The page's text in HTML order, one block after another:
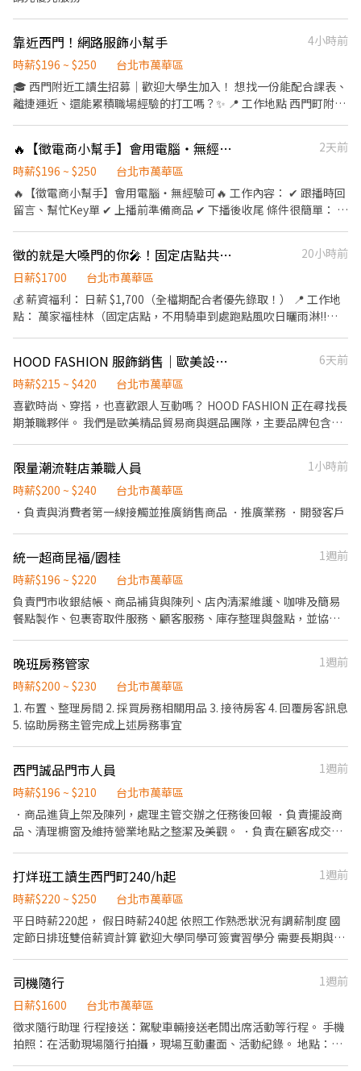
靠近西門！網路服飾小幫手
4小時前
時薪$196 ~ $250
台北市萬華區
🎓 西門附近工讀生招募｜歡迎大學生加入！ 想找一份能配合課表、
離捷運近、還能累積職場經驗的打工嗎？✨ 📍 工作地點 西門町附近
｜09:00－18:00 🌙 晚班｜16:00－24:00 （可依課表協調上下班時
間） 📅 排班需求 ・每週至少排班 3 天 ・其中需配合 1 天假日（六
或日） 工作內容 ✔ 協助後台加單作業 ✔ 整理商品與出貨空間 ✔ 商
品整燙、資料建檔 ✔ 線上客服回覆 ✔ 協助主管處理日常工作 我們
希望你 ✨ 做事細心、有責任感 ✨ 反應快、做事有效率 ✨ 願意學
🔥【徵電商小幫手】會用電腦・無經驗可🔥（晚班）
2天前
時薪$196 ~ $250
台北市萬華區
🔥【徵電商小幫手】會用電腦・無經驗可🔥 工作內容： ✔ 跟播時回
留言、幫忙Key單 ✔ 上播前準備商品 ✔ 下播後收尾 條件很簡單： ✔
／可長期
徵的就是大嗓門的你🎤！固定店點共6天｜萬家福桂林原萃叫賣
20小時前
日薪$1700
台北市萬華區
💰 薪資福利： 日薪 $1,700（全檔期配合者優先錄取！） 📍 工作地
點： 萬家福桂林（固定店點，不用騎車到處跑點風吹日曬雨淋!!）
工作內容： 熱情叫賣： 拿著麥克風主動跟客人互動，把場子炒熱
（不用怕生，大聲就贏了！）。 靈活應對： 熟記簡單的產品資訊，
依現場狀況引導客人拿貨。 專業穿著： 穿上我們提供的制服 T 恤，
搭配長褲、包鞋，整齊乾淨即可。 (小提醒：錄取後會有簡單教育訓
市內湖區新湖一路95號5樓 (當天上課時間1小時左右，教育訓練出
席會提供基本時薪$196，當天會依上班計算，也會做勞保加保) ✅
人員條件： 活潑大方，看到陌生人不會發抖。 嘴巴停不下來，願意
主動開口介紹產品。 有賣場叫賣／銷售經驗者，或可全時段配合者
➡ 優先錄取！ ⭐
HOOD FASHION 服飾銷售｜歐美設計師品牌電商
6天前
時薪$215 ~ $420
台北市萬華區
喜歡時尚、穿搭，也喜歡跟人互動嗎？ HOOD FASHION 正在尋找長
期兼職夥伴。 我們是歐美精品貿易商與選品團隊，主要品牌包含：
精品街頭、時尚穿搭有興趣，並且願意學習顧客服務、服飾銷售與
商品介紹的人。 工作以線上與線下銷售、商品介紹與顧客服務為
主，並協助社群經營與日常營運相關工作。 適合喜歡時尚、願意學
整理、陳列與日常營運 ・協助社群經營與電商相關工作 ・與團隊一
起完成銷售目標 ・完成主管交辦之相關工作事項 【適合這樣的你】
理解顧客需求 ・願意學習，主動溝通，做事細心 ・能配合排班，長
期合作佳 ・不排斥鏡頭，願意學習線上商品介紹 ・有服飾銷售、門
市、電商或社群經營經驗者佳 【我們提供】 ・薪資依能力與表現調
整 ・商品與銷售培訓 ・員購優惠 ・表現穩定者有轉正機會 歡迎喜
限量潮流鞋店兼職人員
1小時前
時薪$200 ~ $240
台北市萬華區
．負責與消費者第一線接觸並推廣銷售商品 ．推廣業務 ．開發客戶
統一超商昆福/園桂
1週前
時薪$196 ~ $220
台北市萬華區
負責門市收銀結帳、商品補貨與陳列、店內清潔維護、咖啡及簡易
餐點製作、包裹寄取件服務、顧客服務、庫存整理與盤點，並協助
晚班房務管家
1週前
時薪$200 ~ $230
台北市萬華區
1. 布置、整理房間 2. 採買房務相關用品 3. 接待房客 4. 回覆房客訊息
5. 協助房務主管完成上述房務事宜
西門誠品門市人員
1週前
時薪$196 ~ $210
台北市萬華區
．商品進貨上架及陳列，處理主管交辦之任務後回報 ．負責擺設商
品、清理櫥窗及維持營業地點之整潔及美觀。 ．負責在顧客成交後
打烊班工讀生西門町240/h起
1週前
時薪$220 ~ $250
台北市萬華區
平日時薪220起， 假日時薪240起 依照工作熟悉狀況有調薪制度 國
定節日排班雙倍薪資計算 歡迎大學同學可簽實習學分 需要長期與能
18:00～00:00 19:00～00:00 六、日： 18:00～00:00 3.平日假日都可
排班（每週排休2日） 餐飲外場：帶位，介紹，上菜，收盤，環境
整理 有勞保健保
司機隨行
1週前
日薪$1600
台北市萬華區
徵求隨行助理 行程接送：駕駛車輛接送老闆出席活動等行程。 手機
拍照：在活動現場隨行拍攝，現場互動畫面、活動紀錄。 地點：台